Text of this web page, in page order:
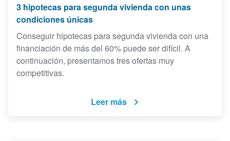
3 hipotecas para segunda vivienda con unas
condiciones únicas
Conseguir hipotecas para segunda vivienda con una
financiación de más del 60% puede ser difícil. A
continuación, presentamos tres ofertas muy
competitivas.
Leer más